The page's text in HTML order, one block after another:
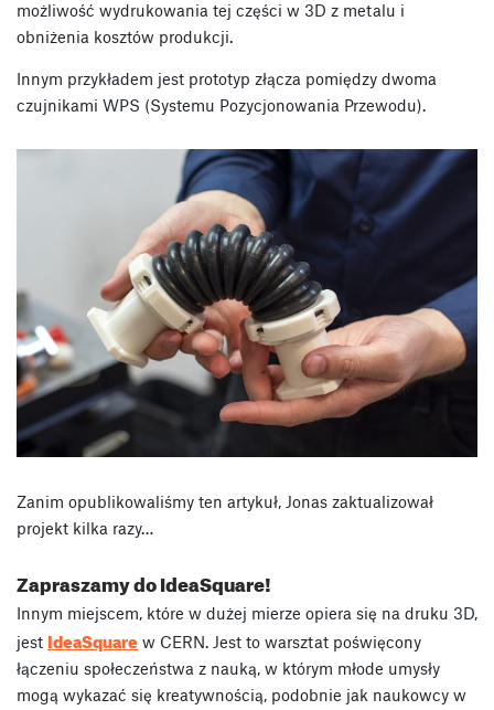
możliwość wydrukowania tej części w 3D z metalu i
obniżenia kosztów produkcji.
Innym przykładem jest prototyp złącza pomiędzy dwoma
czujnikami WPS (Systemu Pozycjonowania Przewodu).
Zanim opublikowaliśmy ten artykuł, Jonas zaktualizował
projekt kilka razy…
Zapraszamy do IdeaSquare!
Innym miejscem, które w dużej mierze opiera się na druku 3D,
jest IdeaSquare w CERN. Jest to warsztat poświęcony
łączeniu społeczeństwa z nauką, w którym młode umysły
mogą wykazać się kreatywnością, podobnie jak naukowcy w